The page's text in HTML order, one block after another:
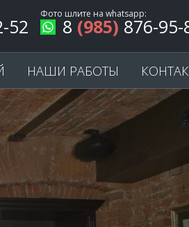
52
Фото шлите на whatsapp:
8 (985) 876-95-
НАШИ РАБОТЫ